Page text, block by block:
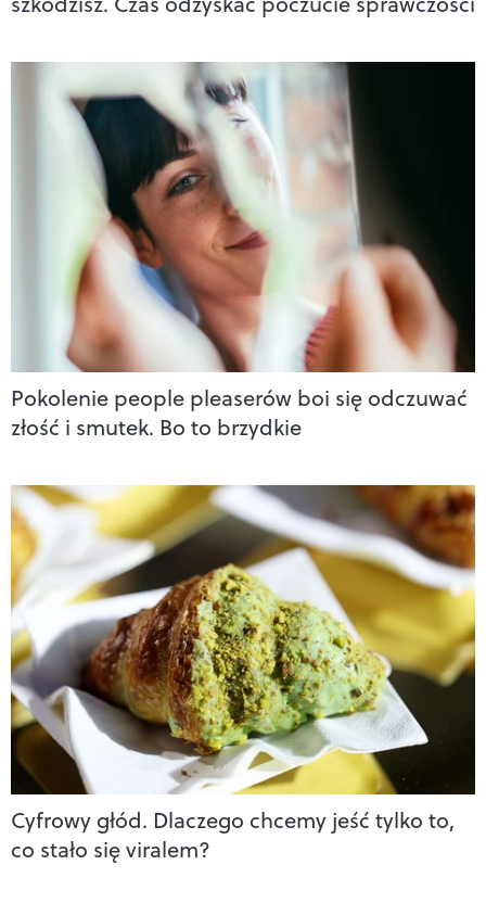
Pokolenie people pleaserów boi się odczuwać
złość i smutek. Bo to brzydkie
Cyfrowy głód. Dlaczego chcemy jeść tylko to,
co stało się viralem?